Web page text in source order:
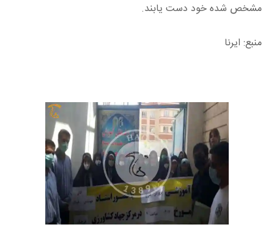
مشخص شده خود دست یابند.
منبع: ایرنا